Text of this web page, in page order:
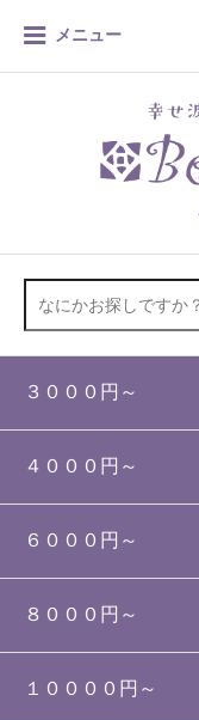
メニュー
３０００円～
４０００円～
６０００円～
８０００円～
１００００円～